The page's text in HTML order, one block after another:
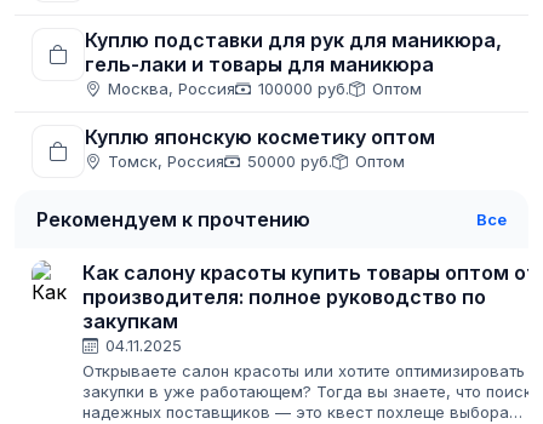
Куплю подставки для рук для маникюра,
гель-лаки и товары для маникюра
Москва, Россия 100000 руб. Оптом
Куплю японскую косметику оптом
Томск, Россия 50000 руб. Оптом
Рекомендуем к прочтению Все
Как салону красоты купить товары оптом от
производителя: полное руководство по
закупкам
04.11.2025
Открываете салон красоты или хотите оптимизировать
закупки в уже работающем? Тогда вы знаете, что поиск
надежных поставщиков — это квест похлеще выбора